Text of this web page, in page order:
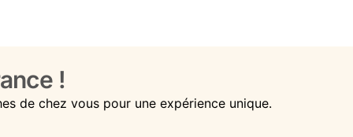
!
de chez vous pour une expérience unique.